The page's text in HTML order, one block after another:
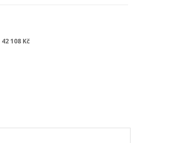
42 108 Kč